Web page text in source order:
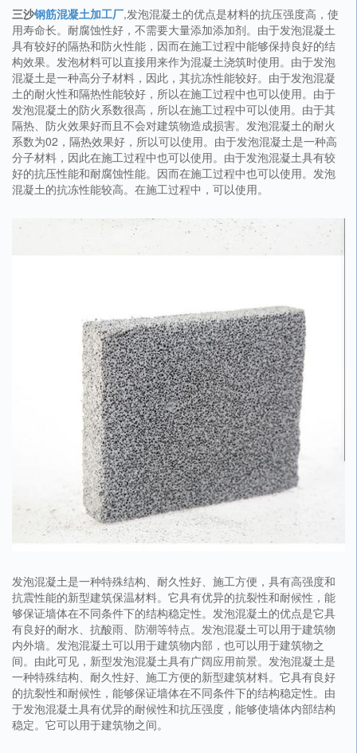
三沙钢筋混凝土加工厂,发泡混凝土的优点是材料的抗压强度高，使
用寿命长。耐腐蚀性好，不需要大量添加添加剂。由于发泡混凝土
具有较好的隔热和防火性能，因而在施工过程中能够保持良好的结
构效果。发泡材料可以直接用来作为混凝土浇筑时使用。由于发泡
混凝土是一种高分子材料，因此，其抗冻性能较好。由于发泡混凝
土的耐火性和隔热性能较好，所以在施工过程中也可以使用。由于
发泡混凝土的防火系数很高，所以在施工过程中可以使用。由于其
隔热、防火效果好而且不会对建筑物造成损害。发泡混凝土的耐火
系数为02，隔热效果好，所以可以使用。由于发泡混凝土是一种高
分子材料，因此在施工过程中也可以使用。由于发泡混凝土具有较
好的抗压性能和耐腐蚀性能。因而在施工过程中也可以使用。发泡
混凝土的抗冻性能较高。在施工过程中，可以使用。
发泡混凝土是一种特殊结构、耐久性好、施工方便，具有高强度和
抗震性能的新型建筑保温材料。它具有优异的抗裂性和耐候性，能
够保证墙体在不同条件下的结构稳定性。发泡混凝土的优点是它具
有良好的耐水、抗酸雨、防潮等特点。发泡混凝土可以用于建筑物
内外墙。发泡混凝土可以用于建筑物内部，也可以用于建筑物之
间。由此可见，新型发泡混凝土具有广阔应用前景。发泡混凝土是
一种特殊结构、耐久性好、施工方便的新型建筑材料。它具有良好
的抗裂性和耐候性，能够保证墙体在不同条件下的结构稳定性。由
于发泡混凝土具有优异的耐候性和抗压强度，能够使墙体内部结构
稳定。它可以用于建筑物之间。